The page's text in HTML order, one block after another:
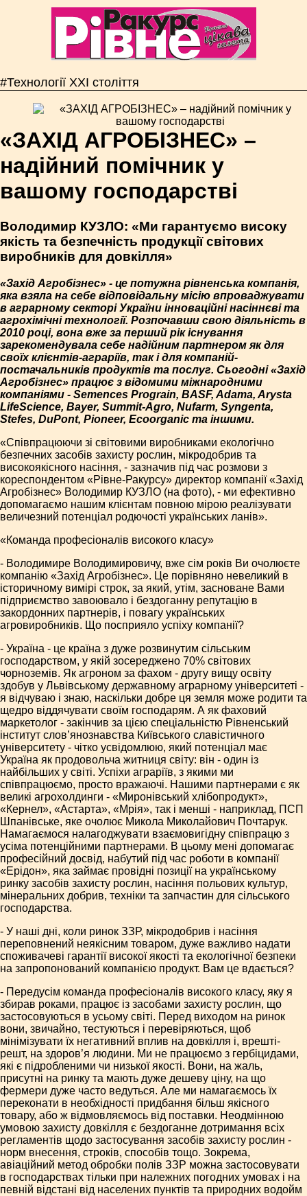
#Технології ХХІ століття
«ЗАХІД АГРОБІЗНЕС» –
надійний помічник у
вашому господарстві
Володимир КУЗЛО: «Ми гарантуємо високу
якість та безпечність продукції світових
виробників для довкілля»
«Захід Агробізнес» - це потужна рівненська компанія,
яка взяла на себе відповідальну місію впроваджувати
в аграрному секторі України інноваційні насіннєві та
агрохімічні технології. Розпочавши свою діяльність в
2010 році, вона вже за перший рік існування
зарекомендувала себе надійним партнером як для
своїх клієнтів-аграріїв, так і для компаній-
постачальників продуктів та послуг. Сьогодні «Захід
Агробізнес» працює з відомими міжнародними
компаніями - Semences Prograin, BASF, Adama, Arysta
LifeScience, Bayer, Summit-Agro, Nufarm, Syngenta,
Stefes, DuPont, Pioneer, Ecoorganic та іншими.
«Співпрацюючи зі світовими виробниками екологічно
безпечних засобів захисту рослин, мікродобрив та
високоякісного насіння, - зазначив під час розмови з
кореспондентом «Рівне-Ракурсу» директор компанії «Захід
Агробізнес» Володимир КУЗЛО (на фото), - ми ефективно
допомагаємо нашим клієнтам повною мірою реалізувати
величезний потенціал родючості українських ланів».
«Команда професіоналів високого класу»
- Володимире Володимировичу, вже сім років Ви очолюєте
компанію «Захід Агробізнес». Це порівняно невеликий в
історичному вимірі строк, за який, утім, засноване Вами
підприємство завоювало і бездоганну репутацію в
закордонних партнерів, і повагу українських
агровиробників. Що посприяло успіху компанії?
- Україна - це країна з дуже розвинутим сільським
господарством, у якій зосереджено 70% світових
чорноземів. Як агроном за фахом - другу вищу освіту
здобув у Львівському державному аграрному університеті -
я відчуваю і знаю, наскільки добре ця земля може родити та
щедро віддячувати своїм господарям. А як фаховий
маркетолог - закінчив за цією спеціальністю Рівненський
інститут слов’янознавства Київського славістичного
університету - чітко усвідомлюю, який потенціал має
Україна як продовольча житниця світу: він - один із
найбільших у світі. Успіхи аграріїв, з якими ми
співпрацюємо, просто вражаючі. Нашими партнерами є як
великі агрохолдинги - «Миронівський хлібопродукт»,
«Кернел», «Астарта», «Мрія», так і менші - наприклад, ПСП
Шпанівське, яке очолює Микола Миколайович Почтарук.
Намагаємося налагоджувати взаємовигідну співпрацю з
усіма потенційними партнерами. В цьому мені допомагає
професійний досвід, набутий під час роботи в компанії
«Ерідон», яка займає провідні позиції на українському
ринку засобів захисту рослин, насіння польових культур,
мінеральних добрив, техніки та запчастин для сільського
господарства.
- У наші дні, коли ринок ЗЗР, мікродобрив і насіння
переповнений неякісним товаром, дуже важливо надати
споживачеві гарантії високої якості та екологічної безпеки
на запропонований компанією продукт. Вам це вдається?
- Передусім команда професіоналів високого класу, яку я
збирав роками, працює із засобами захисту рослин, що
застосовуються в усьому світі. Перед виходом на ринок
вони, звичайно, тестуються і перевіряються, щоб
мінімізувати їх негативний вплив на довкілля і, врешті-
решт, на здоров’я людини. Ми не працюємо з гербіцидами,
які є підробленими чи низької якості. Вони, на жаль,
присутні на ринку та мають дуже дешеву ціну, на що
фермери дуже часто ведуться. Але ми намагаємось їх
переконати в необхідності придбання більш якісного
товару, або ж відмовляємось від поставки. Неодмінною
умовою захисту довкілля є бездоганне дотримання всіх
регламентів щодо застосування засобів захисту рослин -
норм внесення, строків, способів тощо. Зокрема,
авіаційний метод обробки полів ЗЗР можна застосовувати
в господарствах тільки при належних погодних умовах і на
певній відстані від населених пунктів та природних водойм